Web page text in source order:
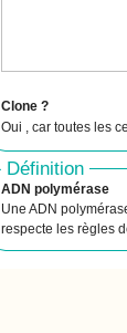
Clone ?
Oui , car toutes les
Définition
ADN polymérase
Une ADN
respecte les règles